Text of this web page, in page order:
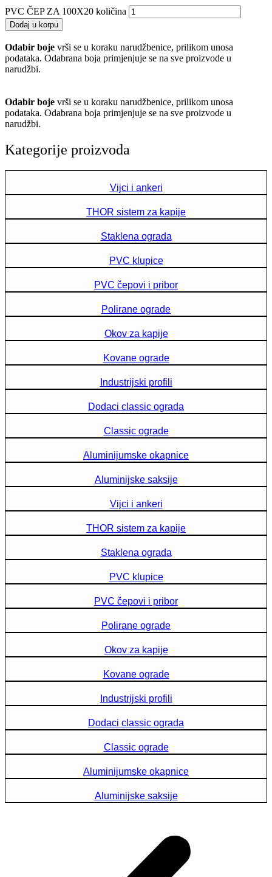
PVC ČEP ZA 100X20 količina
Dodaj u korpu
Odabir boje vrši se u koraku narudžbenice, prilikom unosa
podataka. Odabrana boja primjenjuje se na sve proizvode u
narudžbi.
Odabir boje vrši se u koraku narudžbenice, prilikom unosa
podataka. Odabrana boja primjenjuje se na sve proizvode u
narudžbi.
Kategorije proizvoda
Vijci i ankeri
THOR sistem za kapije
Staklena ograda
PVC klupice
PVC čepovi i pribor
Polirane ograde
Okov za kapije
Kovane ograde
Industrijski profili
Dodaci classic ograda
Classic ograde
Aluminijumske okapnice
Aluminijske saksije
Vijci i ankeri
THOR sistem za kapije
Staklena ograda
PVC klupice
PVC čepovi i pribor
Polirane ograde
Okov za kapije
Kovane ograde
Industrijski profili
Dodaci classic ograda
Classic ograde
Aluminijumske okapnice
Aluminijske saksije